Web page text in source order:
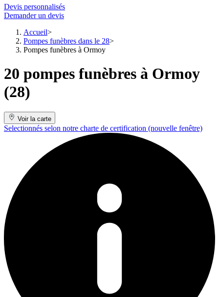
Devis personnalisés
Demander un devis
Accueil
Pompes funèbres dans le 28
Pompes funèbres à Ormoy
20 pompes funèbres à Ormoy
(28)
Voir la carte
Selectionnés selon notre charte de certification (nouvelle fenêtre)